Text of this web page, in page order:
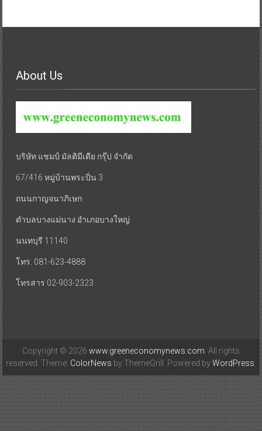
About Us
บริษัท แชมป์ มัลติมีเดีย กรุ๊ป จำกัด
67/416 หมู่บ้านพระปิ่น 3
ถนนกาญจนาภิเษก
ตำบลบางแม่นาง อำเภอบางใหญ่
นนทบุรี 11140
โทร. 081-623-4888
โทรสาร 02-903-2323
Copyright © 2026 www.greeneconomynews.com. All rights
reserved. Theme: ColorNews by ThemeGrill. Powered byWordPress.